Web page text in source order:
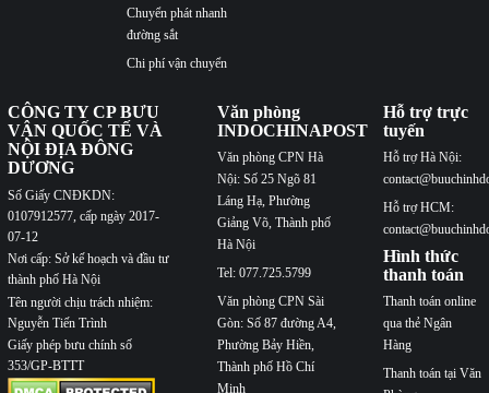
Chuyển phát nhanh
đường sắt
Chi phí vận chuyển
CÔNG TY CP BƯU
VẬN QUỐC TẾ VÀ
NỘI ĐỊA ĐÔNG
DƯƠNG
Số Giấy CNĐKDN:
0107912577, cấp ngày 2017-
07-12
Nơi cấp: Sở kế hoạch và đầu tư
thành phố Hà Nội
Tên người chịu trách nhiệm:
Nguyễn Tiến Trình
Giấy phép bưu chính số
353/GP-BTTT
Văn phòng
INDOCHINAPOST
Văn phòng CPN Hà
Nội: Số 25 Ngõ 81
Láng Hạ, Phường
Giảng Võ, Thành phố
Hà Nội
Tel: 077.725.5799
Văn phòng CPN Sài
Gòn: Số 87 đường A4,
Phường Bảy Hiền,
Thành phố Hồ Chí
Minh
Hỗ trợ trực
tuyến
Hỗ trợ Hà Nội:
Hỗ trợ HCM:
Hình thức
thanh toán
Thanh toán online
qua thẻ Ngân
Hàng
Thanh toán tại Văn